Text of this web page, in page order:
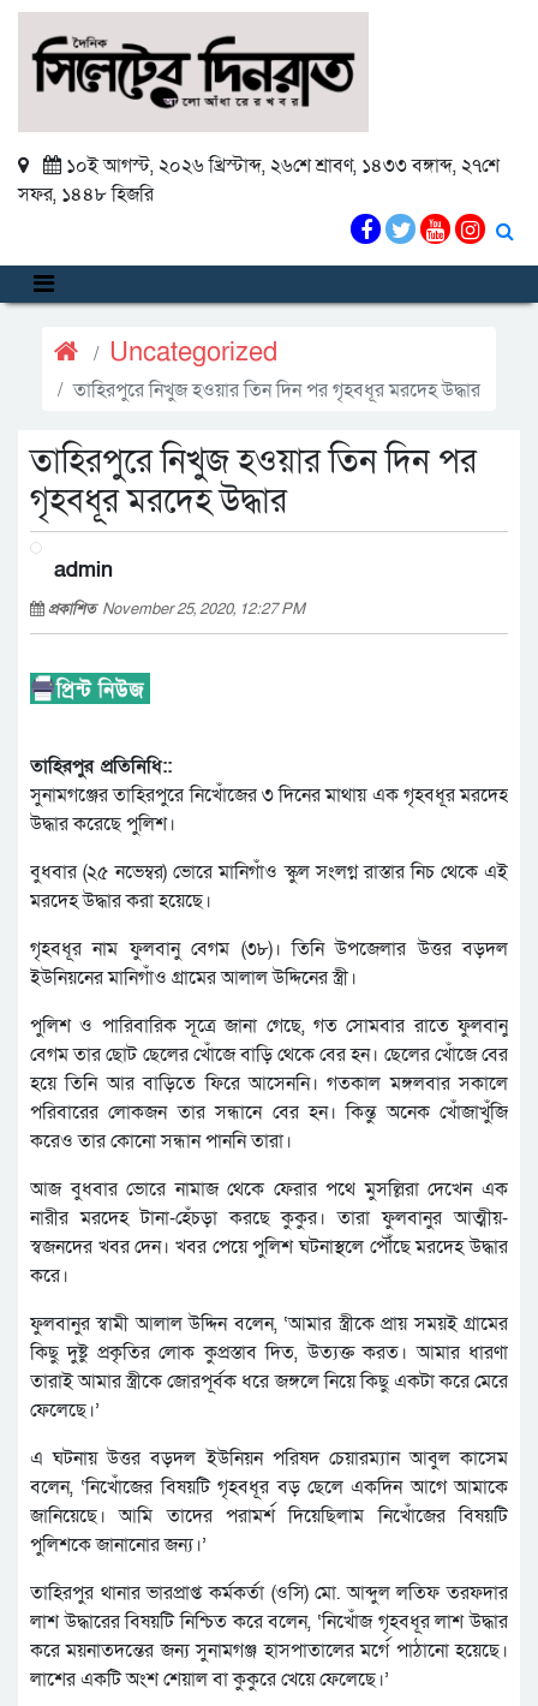
১০ই আগস্ট, ২০২৬ খ্রিস্টাব্দ, ২৬শে শ্রাবণ, ১৪৩৩ বঙ্গাব্দ, ২৭শে
সফর, ১৪৪৮ হিজরি
Uncategorized
তাহিরপুরে নিখুজ হওয়ার তিন দিন পর গৃহবধূর মরদেহ উদ্ধার
তাহিরপুরে নিখুজ হওয়ার তিন দিন পর
গৃহবধূর মরদেহ উদ্ধার
admin
প্রকাশিত November 25, 2020, 12:27 PM
তাহিরপুর প্রতিনিধি::
সুনামগঞ্জের তাহিরপুরে নিখোঁজের ৩ দিনের মাথায় এক গৃহবধূর মরদেহ
উদ্ধার করেছে পুলিশ।
বুধবার (২৫ নভেম্বর) ভোরে মানিগাঁও স্কুল সংলগ্ন রাস্তার নিচ থেকে এই
মরদেহ উদ্ধার করা হয়েছে।
গৃহবধূর নাম ফুলবানু বেগম (৩৮)। তিনি উপজেলার উত্তর বড়দল
ইউনিয়নের মানিগাঁও গ্রামের আলাল উদ্দিনের স্ত্রী।
পুলিশ ও পারিবারিক সূত্রে জানা গেছে, গত সোমবার রাতে ফুলবানু
বেগম তার ছোট ছেলের খোঁজে বাড়ি থেকে বের হন। ছেলের খোঁজে বের
হয়ে তিনি আর বাড়িতে ফিরে আসেননি। গতকাল মঙ্গলবার সকালে
পরিবারের লোকজন তার সন্ধানে বের হন। কিন্তু অনেক খোঁজাখুঁজি
করেও তার কোনো সন্ধান পাননি তারা।
আজ বুধবার ভোরে নামাজ থেকে ফেরার পথে মুসল্লিরা দেখেন এক
নারীর মরদেহ টানা-হেঁচড়া করছে কুকুর। তারা ফুলবানুর আত্মীয়-
স্বজনদের খবর দেন। খবর পেয়ে পুলিশ ঘটনাস্থলে পৌঁছে মরদেহ উদ্ধার
করে।
ফুলবানুর স্বামী আলাল উদ্দিন বলেন, ‘আমার স্ত্রীকে প্রায় সময়ই গ্রামের
কিছু দুষ্টু প্রকৃতির লোক কুপ্রস্তাব দিত, উত্যক্ত করত। আমার ধারণা
তারাই আমার স্ত্রীকে জোরপূর্বক ধরে জঙ্গলে নিয়ে কিছু একটা করে মেরে
ফেলেছে।’
এ ঘটনায় উত্তর বড়দল ইউনিয়ন পরিষদ চেয়ারম্যান আবুল কাসেম
বলেন, ‘নিখোঁজের বিষয়টি গৃহবধূর বড় ছেলে একদিন আগে আমাকে
জানিয়েছে। আমি তাদের পরামর্শ দিয়েছিলাম নিখোঁজের বিষয়টি
পুলিশকে জানানোর জন্য।’
তাহিরপুর থানার ভারপ্রাপ্ত কর্মকর্তা (ওসি) মো. আব্দুল লতিফ তরফদার
লাশ উদ্ধারের বিষয়টি নিশ্চিত করে বলেন, ‘নিখোঁজ গৃহবধূর লাশ উদ্ধার
করে ময়নাতদন্তের জন্য সুনামগঞ্জ হাসপাতালের মর্গে পাঠানো হয়েছে।
লাশের একটি অংশ শেয়াল বা কুকুরে খেয়ে ফেলেছে।’